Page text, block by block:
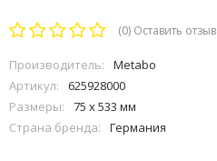
(0) Оставить отзыв
Производитель:
Metabo
Артикул:
625928000
Размеры:
75 x 533 мм
Страна бренда:
Германия